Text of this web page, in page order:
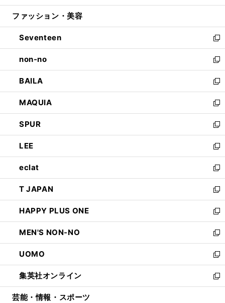
開
ウ
開
く
ン
ウ
で
開
く
ウ
ン
ド
ウ
で
開
く
ファッション・美容
Seventeen
新
し
い
ウ
ィ
ン
ド
ウ
で
開
く
non-no
新
し
い
ウ
ィ
ン
ド
ウ
で
開
く
BAILA
新
し
い
ウ
ィ
ン
ド
ウ
で
開
く
MAQUIA
新
し
い
ウ
ィ
ン
ド
ウ
で
開
く
SPUR
新
し
い
ウ
ィ
ン
ド
ウ
で
開
く
LEE
新
し
い
ウ
ィ
ン
ド
ウ
で
開
く
eclat
新
し
い
ウ
ィ
ン
ド
ウ
で
開
く
T JAPAN
新
し
い
ウ
ィ
ン
ド
ウ
で
開
HAPPY PLUS ONE
新
し
い
ウ
ィ
ン
ド
ウ
MEN'S NON-NO
新
し
い
ウ
ィ
ン
UOMO
新
し
い
ウ
集英社オンライン
新
し
芸能・情報・スポーツ